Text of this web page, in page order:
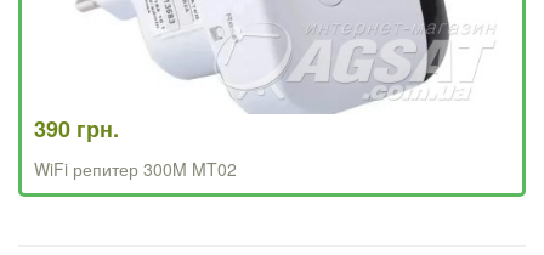
390 грн.
WiFi репитер 300M MT02